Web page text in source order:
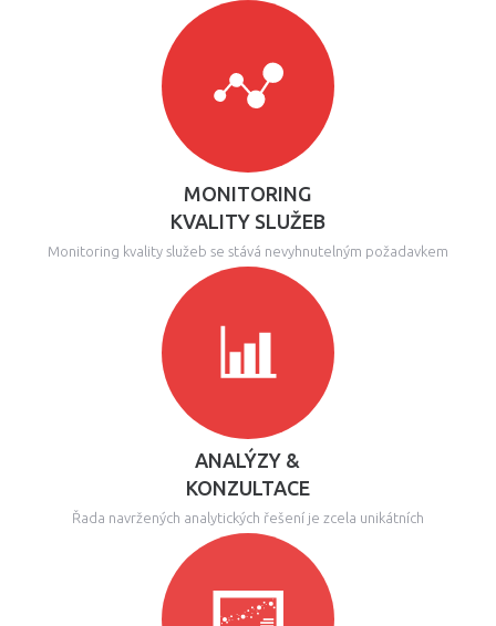
MONITORING
KVALITY SLUŽEB
Monitoring kvality služeb se stává nevyhnutelným požadavkem
ANALÝZY &
KONZULTACE
Řada navržených analytických řešení je zcela unikátních